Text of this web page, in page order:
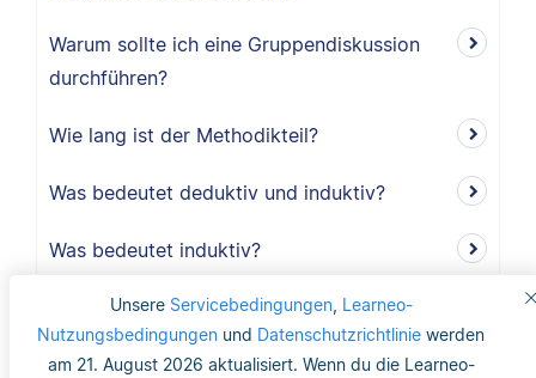
Unsere Servicebedingungen, Learneo-
Nutzungsbedingungen und Datenschutzrichtlinie werden
am 21. August 2026 aktualisiert. Wenn du die Learneo-
Warum sollte ich eine Gruppendiskussion
durchführen?
Wie lang ist der Methodikteil?
Was bedeutet deduktiv und induktiv?
Was bedeutet induktiv?
Was bedeutet deduktiv?
Was ist Validität?